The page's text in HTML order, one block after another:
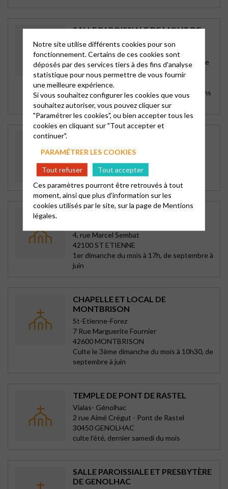
SALLE PAROISSIALE DE MONT DE
Le Pont de Montvert
59 rue du 11 novembre (Ancienne route de
Florac)
48220 LE PONT DE MONTVERT
Culte à 11 h de septembre à Mai (précisions
: https://urls.fr/CgJ18N)
Le Pont de Montvert
48400 BEDOUES
Utilisé une fois par an
MAISON DE L’AMITIÉ
4, rue Marcel Sembat
42100 ST ETIENNE
1er dimanche du mois à 17h, de septembre à
juin
CHAPELLE ET LOCAL DE
MONTBRISON
St-Etienne-Forez
7 Rue Marguerite Fournier
42600 MONTBRISON
Culte le 3ème dimanche du mois à 10h30, de
septembre à juin
TEMPLE DE PONT DE RASTEL
Vialas- Génolhac
2 rue Aimé Crégut - Pont de Rastel
30450 GENOLHAC
culte l'été, dernier samedi du mois
SALLE PAROISSIALE ET PRESBYTÈRE
DE GENOLHAC
Notre site utilise différents cookies pour son
fonctionnement. Certains de ces cookies sont
déposés par des services tiers à des fins d'analyse
statistique pour nous permettre de vous fournir
une meilleure expérience.
Si vous souhaitez configurer les cookies que vous
souhaitez autoriser, vous pouvez cliquer sur
"Paramétrer les cookies", ou bien accepter tous les
cookies en cliquant sur "Tout accepter et
continuer".
PARAMÉTRER LES COOKIES
Tout refuser
Tout accepter
Ces paramètres pourront être retrouvés à tout
moment, ainsi que plus d'information sur les
cookies utilisés par le site, sur la page deMentions
légales.